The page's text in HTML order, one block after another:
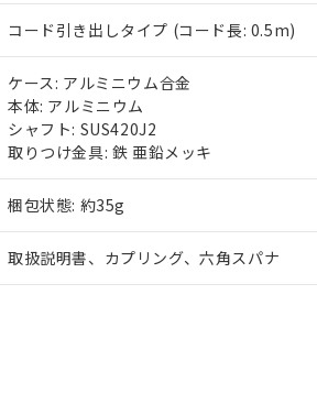
コード引き出しタイプ (コード長: 0.5m)
ケース: アルミニウム合金
本体: アルミニウム
シャフト: SUS420J2
取りつけ金具: 鉄 亜鉛メッキ
梱包状態: 約35g
取扱説明書、カプリング、六角スパナ